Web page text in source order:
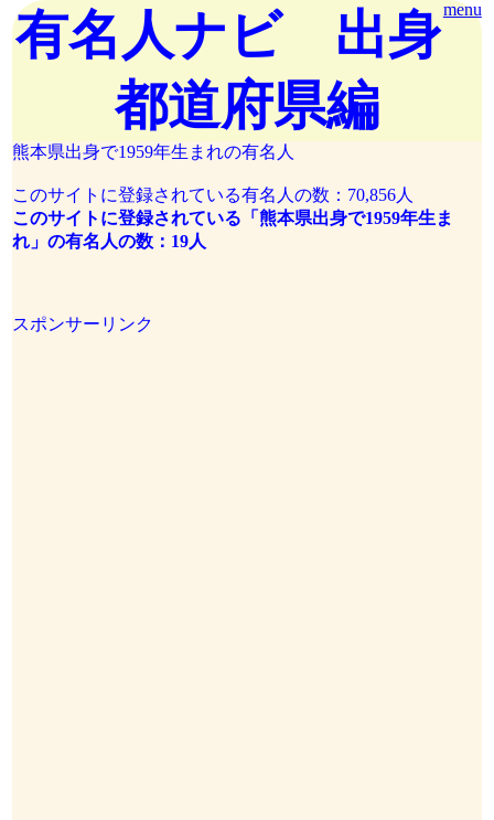
menu
有名人ナビ 出身
都道府県編
熊本県出身で1959年生まれの有名人
このサイトに登録されている有名人の数：70,856人
このサイトに登録されている「熊本県出身で1959年生ま
れ」の有名人の数：19人
スポンサーリンク